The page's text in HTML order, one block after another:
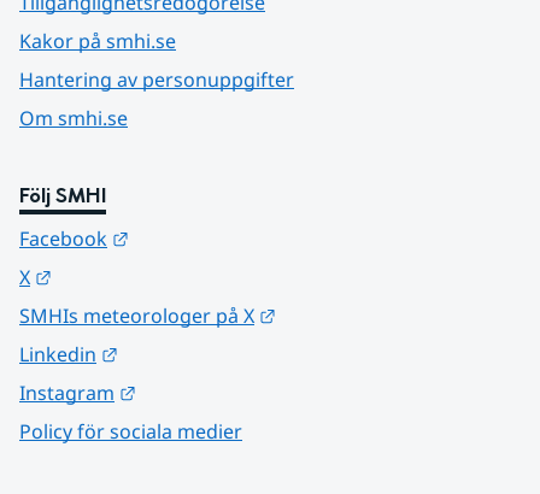
Kakor på smhi.se
Hantering av personuppgifter
Om smhi.se
Följ SMHI
Facebook
X
SMHIs meteorologer på X
Linkedin
Instagram
Policy för sociala medier